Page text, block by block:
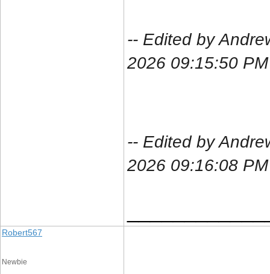
-- Edited by
2026 09:15:50 PM
-- Edited by
2026 09:16:08 PM
Robert567
Newbie